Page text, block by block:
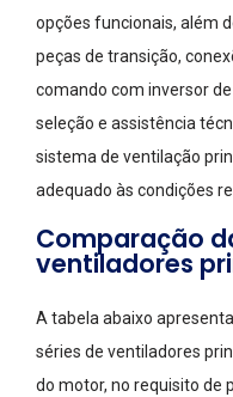
opções funcionais, além
peças de transição,
comando com inversor
seleção e assistência
sistema de ventilação
adequado às condições
Comparação
ventiladores
A tabela abaixo
séries de ventiladores
do motor, no requisito de